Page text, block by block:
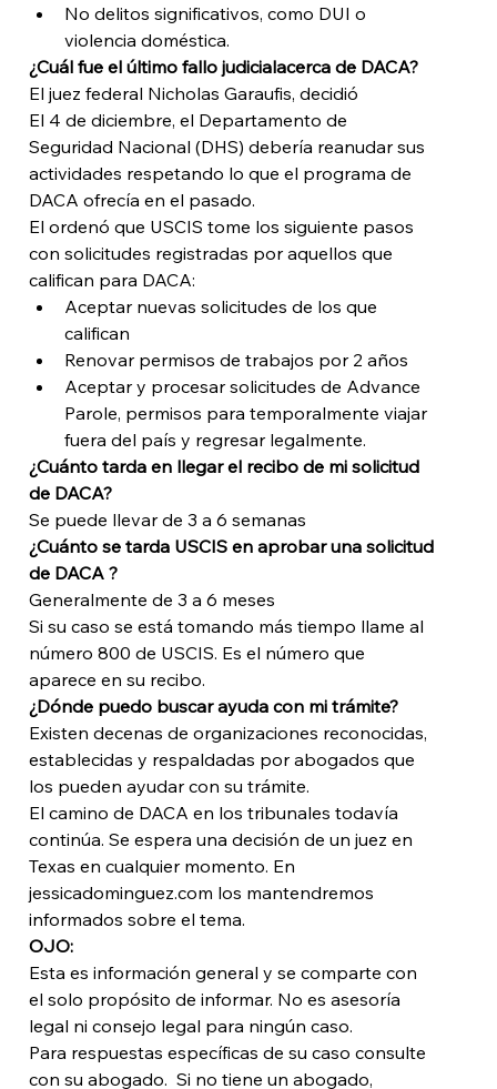
No delitos significativos, como DUI o
violencia doméstica.
¿Cuál fue el último fallo judicialacerca de DACA?
El juez federal Nicholas Garaufis, decidió
El 4 de diciembre, el Departamento de
Seguridad Nacional (DHS) debería reanudar sus
actividades respetando lo que el programa de
DACA ofrecía en el pasado.
El ordenó que USCIS tome los siguiente pasos
con solicitudes registradas por aquellos que
califican para DACA:
Aceptar nuevas solicitudes de los que
califican
Renovar permisos de trabajos por 2 años
Aceptar y procesar solicitudes de Advance
Parole, permisos para temporalmente viajar
fuera del país y regresar legalmente.
¿Cuánto tarda en llegar el recibo de mi solicitud
de DACA?
Se puede llevar de 3 a 6 semanas
¿Cuánto se tarda USCIS en aprobar una solicitud
de DACA ?
Generalmente de 3 a 6 meses
Si su caso se está tomando más tiempo llame al
número 800 de USCIS. Es el número que
aparece en su recibo.
¿Dónde puedo buscar ayuda con mi trámite?
Existen decenas de organizaciones reconocidas,
establecidas y respaldadas por abogados que
los pueden ayudar con su trámite.
El camino de DACA en los tribunales todavía
continúa. Se espera una decisión de un juez en
Texas en cualquier momento. En
jessicadominguez.com los mantendremos
informados sobre el tema.
OJO:
Esta es información general y se comparte con
el solo propósito de informar. No es asesoría
legal ni consejo legal para ningún caso.
Para respuestas específicas de su caso consulte
con su abogado.  Si no tiene un abogado,